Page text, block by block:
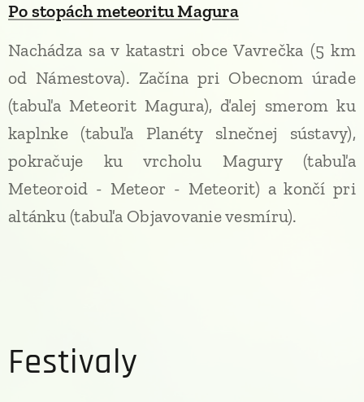
Po stopách meteoritu Magura
Nachádza sa v katastri obce Vavrečka (5 km
od Námestova). Začína pri Obecnom úrade
(tabuľa Meteorit Magura), ďalej smerom ku
kaplnke (tabuľa Planéty slnečnej sústavy),
pokračuje ku vrcholu Magury (tabuľa
Meteoroid - Meteor - Meteorit) a končí pri
altánku (tabuľa Objavovanie vesmíru).
Festivaly